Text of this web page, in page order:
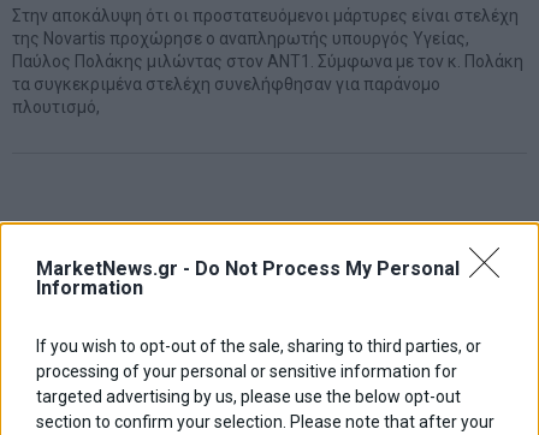
MarketNews.gr - Do Not Process My Personal
Information
If you wish to opt-out of the sale, sharing to third parties, or
processing of your personal or sensitive information for
targeted advertising by us, please use the below opt-out
section to confirm your selection. Please note that after your
Στην αποκάλυψη ότι οι προστατευόμενοι μάρτυρες είναι στελέχη
της Novartis προχώρησε ο αναπληρωτής υπουργός Υγείας,
Παύλος Πολάκης μιλώντας στον ΑΝΤ1. Σύμφωνα με τον κ. Πολάκη
τα συγκεκριμένα στελέχη συνελήφθησαν για παράνομο
πλουτισμό,